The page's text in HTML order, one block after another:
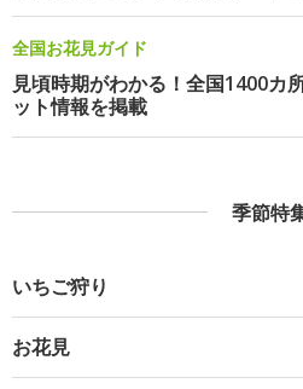
全国お花見ガイド
見頃時期がわかる！全国1400カ
ット情報を掲載
季節特
いちご狩り
お花見